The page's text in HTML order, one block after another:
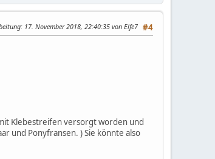
#4
: 17. November 2018, 22:40:35 von Elfe7
Klebestreifen versorgt worden und
und Ponyfransen. ) Sie könnte also